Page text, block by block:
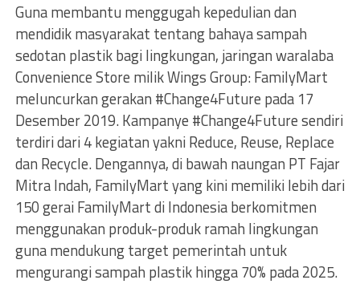
Guna membantu menggugah kepedulian dan
mendidik masyarakat tentang bahaya sampah
sedotan plastik bagi lingkungan, jaringan waralaba
Convenience Store milik Wings Group: FamilyMart
meluncurkan gerakan #Change4Future pada 17
Desember 2019. Kampanye #Change4Future sendiri
terdiri dari 4 kegiatan yakni Reduce, Reuse, Replace
dan Recycle. Dengannya, di bawah naungan PT Fajar
Mitra lndah, FamilyMart yang kini memiliki lebih dari
150 gerai FamilyMart di Indonesia berkomitmen
menggunakan produk-produk ramah lingkungan
guna mendukung target pemerintah untuk
mengurangi sampah plastik hingga 70% pada 2025.